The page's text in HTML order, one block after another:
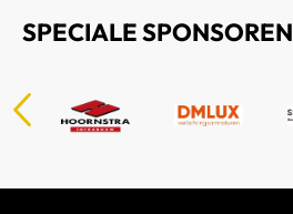
SPECIALE SPONSOREN